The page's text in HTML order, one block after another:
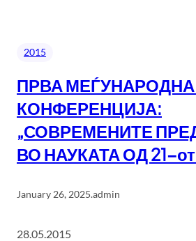
2015
ПРВА
КОНФЕРЕНЦИЈА:
„СОВРЕМЕНИТЕ
ВО НАУКАТА ОД 21-
January 26, 2025.admin
28.05.2015